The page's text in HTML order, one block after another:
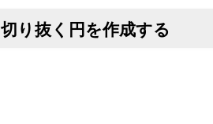
切り抜く円を作成する